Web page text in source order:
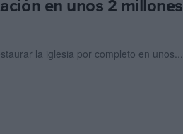
en unos 2 millones
la iglesia por completo en unos...